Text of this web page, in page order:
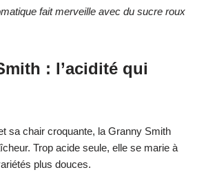
fait merveille avec du sucre roux
: l’acidité qui
sa chair croquante, la Granny Smith
Trop acide seule, elle se marie à
plus douces.